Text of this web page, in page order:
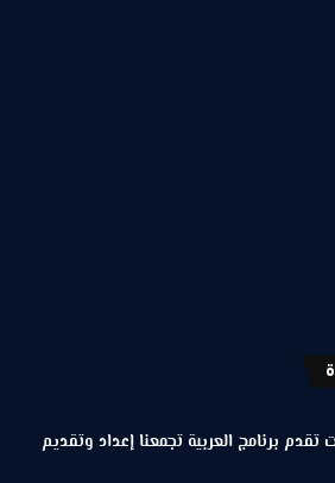
برنامج العربية تجمعنا إعداد وتقديم